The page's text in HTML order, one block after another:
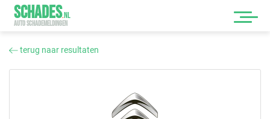
SCHADES.NL
AUTO SCHADEMELDINGEN
terug naar resultaten